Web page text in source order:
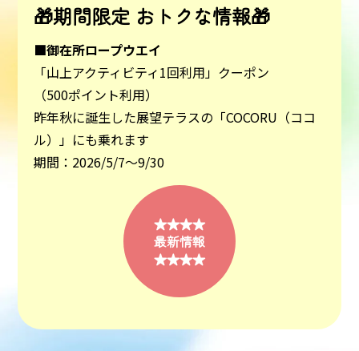
🎁期間限定 おトクな情報🎁
■御在所ロープウエイ
「山上アクティビティ1回利用」クーポン
（500ポイント利用）
昨年秋に誕生した展望テラスの「COCORU（ココ
ル）」にも乗れます
期間：2026/5/7～9/30
★★★★
最新情報
★★★★